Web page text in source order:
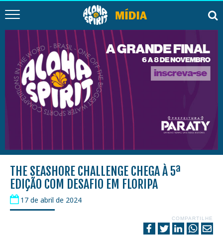
THE SEASHORE CHALLENGE CHEGA À 5ª
EDIÇÃO COM DESAFIO EM FLORIPA
17 de abril de 2024
COMPARTILHE